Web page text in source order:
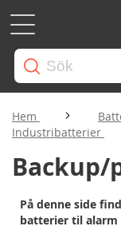
Hem
Industribatterier
På denne side
batterier til alarm